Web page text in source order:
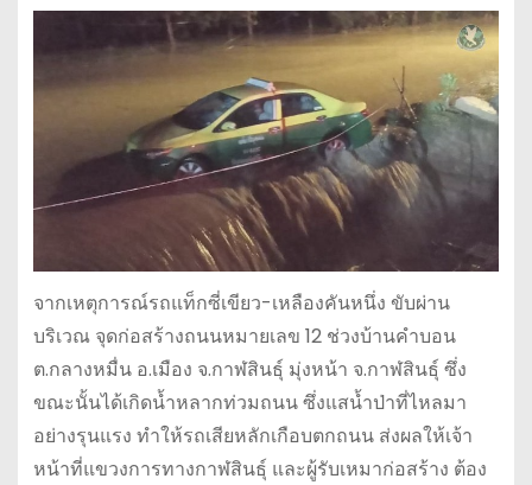
จากเหตุการณ์รถแท็กซี่เขียว-เหลืองคันหนึ่ง ขับผ่าน
บริเวณ จุดก่อสร้างถนนหมายเลข 12 ช่วงบ้านคำบอน
ต.กลางหมื่น อ.เมือง จ.กาฬสินธุ์ มุ่งหน้า จ.กาฬสินธุ์ ซึ่ง
ขณะนั้นได้เกิดน้ำหลากท่วมถนน ซึ่งแสน้ำป่าที่ไหลมา
อย่างรุนแรง ทำให้รถเสียหลักเกือบตกถนน ส่งผลให้เจ้า
หน้าที่แขวงการทางกาฬสินธุ์ และผู้รับเหมาก่อสร้าง ต้อง